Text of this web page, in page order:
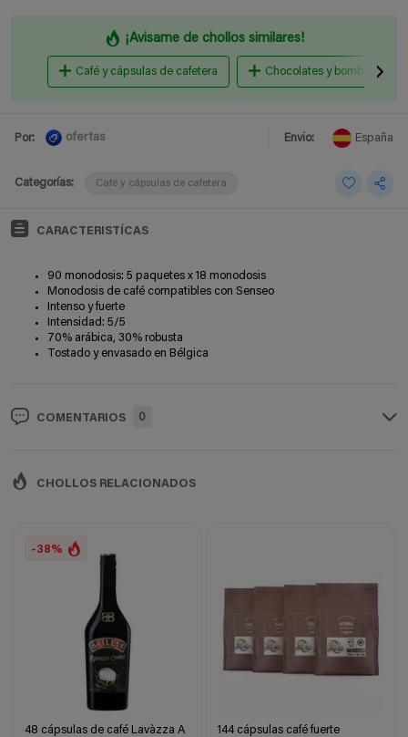
¡Avisame de chollos similares!
Café y cápsulas de cafetera Chocolates y bombones
Por: ofertas Envio: España
Categorías: Café y cápsulas de cafetera
CARACTERISTÍCAS
90 monodosis: 5 paquetes x 18 monodosis
Monodosis de café compatibles con Senseo
Intenso y fuerte
Intensidad: 5/5
70% arábica, 30% robusta
Tostado y envasado en Bélgica
COMENTARIOS 0
CHOLLOS RELACIONADOS
-38%
48 cápsulas de café Lavàzza A
144 cápsulas café fuerte